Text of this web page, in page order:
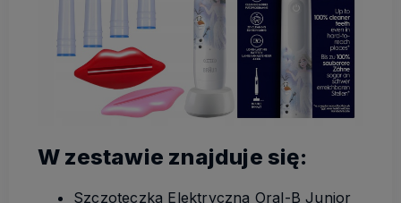
W zestawie znajduje się:
Szczoteczka Elektryczna Oral-B Junior